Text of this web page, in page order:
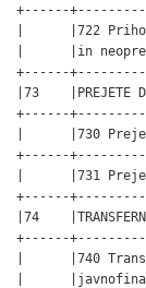
+------
|      |722
|      |in
+------
|73
+------
|      |730
+------
|      |731
+------
|74
+------
|      |740
|